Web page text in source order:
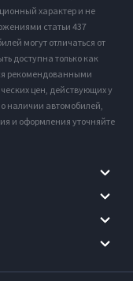
характер и не
статьи 437
могут отличаться от
доступна только как
рекомендованными
цен, действующих у
наличии автомобилей,
и оформления уточняйте